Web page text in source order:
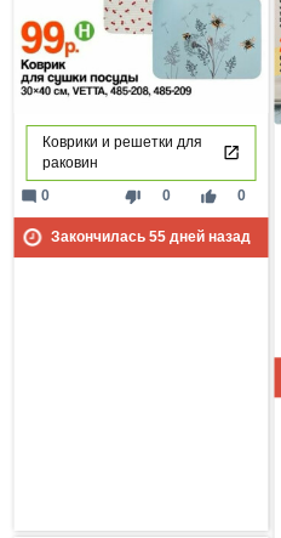
Коврики и решетки для
раковин
thumb_down 0 thumb_up 0
mode_comment 0
Закончилась 55дней назад